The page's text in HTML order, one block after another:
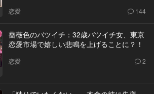
恋愛 144
薔薇色のバツイチ：32歳バツイチ女、東京
恋愛市場で嬉しい悲鳴を上げることに？！
恋愛 2